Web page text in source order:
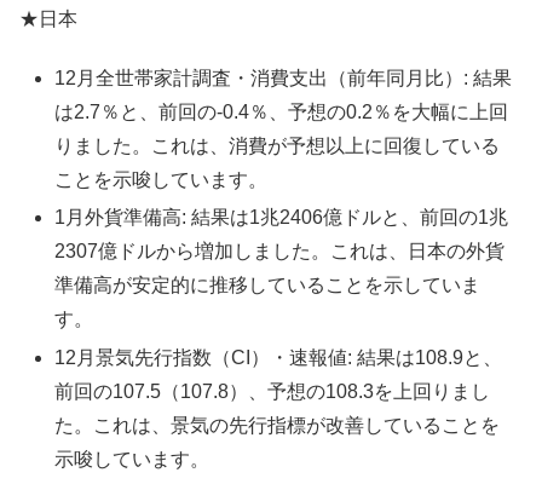
★日本
12月全世帯家計調査・消費支出（前年同月比）: 結果
は2.7％と、前回の-0.4％、予想の0.2％を大幅に上回
りました。これは、消費が予想以上に回復している
ことを示唆しています。
1月外貨準備高: 結果は1兆2406億ドルと、前回の1兆
2307億ドルから増加しました。これは、日本の外貨
準備高が安定的に推移していることを示していま
す。
12月景気先行指数（CI）・速報値: 結果は108.9と、
前回の107.5（107.8）、予想の108.3を上回りまし
た。これは、景気の先行指標が改善していることを
示唆しています。